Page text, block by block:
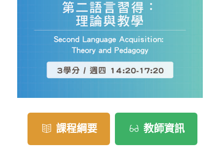
課程綱要 教師資訊